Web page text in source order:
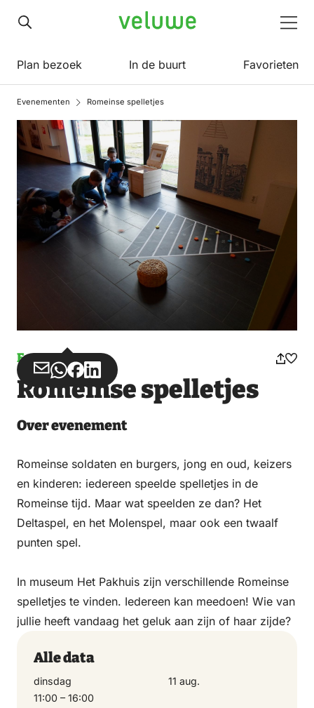
Veluwe
Plan bezoek In de buurt Favorieten
Evenementen Romeinse spelletjes
Evenement
Deel
via
Deel
via
Deel
op
Deel
op
Romeinse spelletjes
Over evenement
Romeinse soldaten en burgers, jong en oud, keizers
en kinderen: iedereen speelde spelletjes in de
Romeinse tijd. Maar wat speelden ze dan? Het
Deltaspel, en het Molenspel, maar ook een twaalf
punten spel.
In museum Het Pakhuis zijn verschillende Romeinse
spelletjes te vinden. Iedereen kan meedoen! Wie van
jullie heeft vandaag het geluk aan zijn of haar zijde?
Alle data
dinsdag
11 aug.
11:00 – 16:00